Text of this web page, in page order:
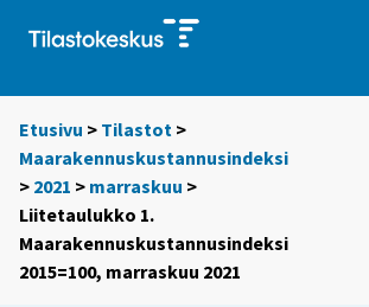
Etusivu > Tilastot >
Maarakennuskustannusindeksi
> 2021 > marraskuu >
Liitetaulukko 1.
Maarakennuskustannusindeksi
2015=100, marraskuu 2021